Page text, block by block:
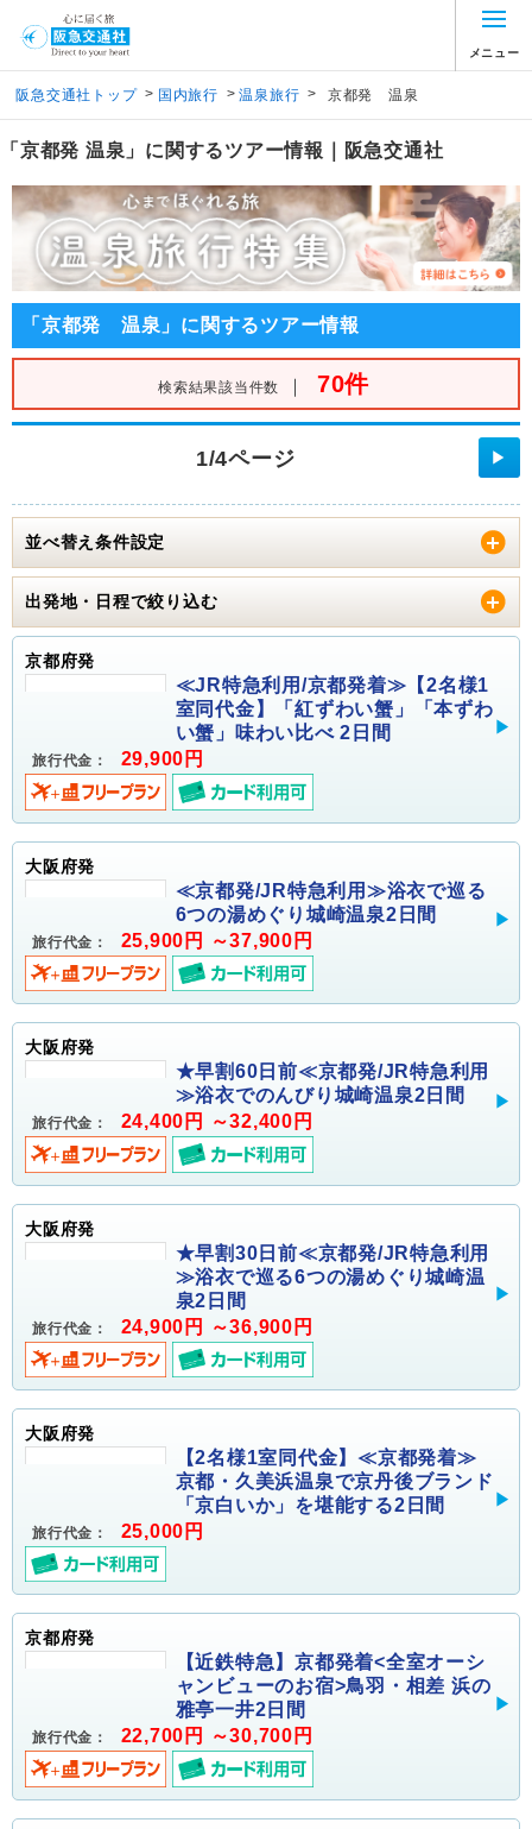
メニュー
阪急交通社トップ > 国内旅行 > 温泉旅行 > 京都発 温泉
「京都発 温泉」に関するツアー情報｜阪急交通社
「京都発 温泉」に関するツアー情報
検索結果該当件数 ｜ 70件
1/4ページ ▶
並べ替え条件設定
出発地・日程で絞り込む
京都府発
≪JR特急利用/京都発着≫【2名様1
室同代金】「紅ずわい蟹」「本ずわ
い蟹」味わい比べ 2日間
旅行代金： 29,900円
大阪府発
≪京都発/JR特急利用≫浴衣で巡る
6つの湯めぐり城崎温泉2日間
旅行代金： 25,900円 ～37,900円
大阪府発
★早割60日前≪京都発/JR特急利用
≫浴衣でのんびり城崎温泉2日間
旅行代金： 24,400円 ～32,400円
大阪府発
★早割30日前≪京都発/JR特急利用
≫浴衣で巡る6つの湯めぐり城崎温
泉2日間
旅行代金： 24,900円 ～36,900円
大阪府発
【2名様1室同代金】≪京都発着≫
京都・久美浜温泉で京丹後ブランド
「京白いか」を堪能する2日間
旅行代金： 25,000円
京都府発
【近鉄特急】京都発着<全室オーシ
ャンビューのお宿>鳥羽・相差 浜の
雅亭一井2日間
旅行代金： 22,700円 ～30,700円